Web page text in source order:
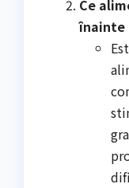
Ce
înainte